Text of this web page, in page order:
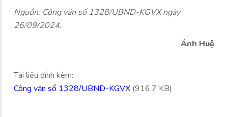
Nguồn: Công văn số 1328/UBND-KGVX ngày
26/09/2024.
Ánh Huệ
Tài liệu đính kèm:
Công văn số 1328/UBND-KGVX (916.7 KB)